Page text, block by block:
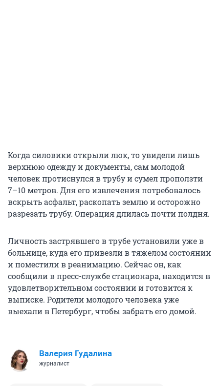
Когда силовики открыли люк, то увидели лишь
верхнюю одежду и документы, сам молодой
человек протиснулся в трубу и сумел проползти
7–10 метров. Для его извлечения потребовалось
вскрыть асфальт, раскопать землю и осторожно
разрезать трубу. Операция длилась почти полдня.
Личность застрявшего в трубе установили уже в
больнице, куда его привезли в тяжелом состоянии
и поместили в реанимацию. Сейчас он, как
сообщили в пресс-службе стационара, находится в
удовлетворительном состоянии и готовится к
выписке. Родители молодого человека уже
выехали в Петербург, чтобы забрать его домой.
Валерия Гудалина
журналист